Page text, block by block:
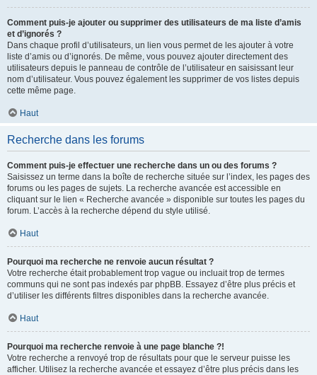
Comment puis-je ajouter ou supprimer des utilisateurs de ma liste d’amis
et d’ignorés ?
Dans chaque profil d’utilisateurs, un lien vous permet de les ajouter à votre
liste d’amis ou d’ignorés. De même, vous pouvez ajouter directement des
utilisateurs depuis le panneau de contrôle de l’utilisateur en saisissant leur
nom d’utilisateur. Vous pouvez également les supprimer de vos listes depuis
cette même page.
Haut
Recherche dans les forums
Comment puis-je effectuer une recherche dans un ou des forums ?
Saisissez un terme dans la boîte de recherche située sur l’index, les pages des
forums ou les pages de sujets. La recherche avancée est accessible en
cliquant sur le lien « Recherche avancée » disponible sur toutes les pages du
forum. L’accès à la recherche dépend du style utilisé.
Haut
Pourquoi ma recherche ne renvoie aucun résultat ?
Votre recherche était probablement trop vague ou incluait trop de termes
communs qui ne sont pas indexés par phpBB. Essayez d’être plus précis et
d’utiliser les différents filtres disponibles dans la recherche avancée.
Haut
Pourquoi ma recherche renvoie à une page blanche ?!
Votre recherche a renvoyé trop de résultats pour que le serveur puisse les
afficher. Utilisez la recherche avancée et essayez d’être plus précis dans les